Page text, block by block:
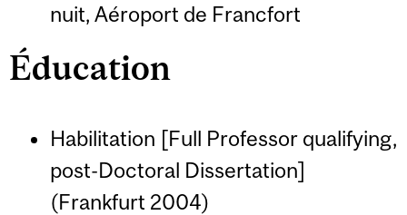
nuit, Aéroport de Francfort
Éducation
Habilitation [Full Professor qualifying,
post-Doctoral Dissertation]
(Frankfurt 2004)